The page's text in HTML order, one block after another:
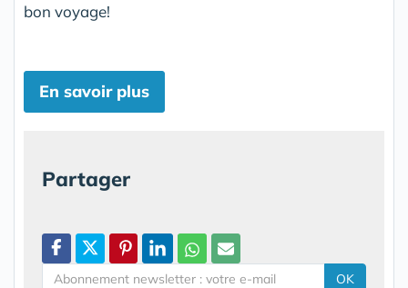
bon voyage!
En savoir plus
Partager
OK